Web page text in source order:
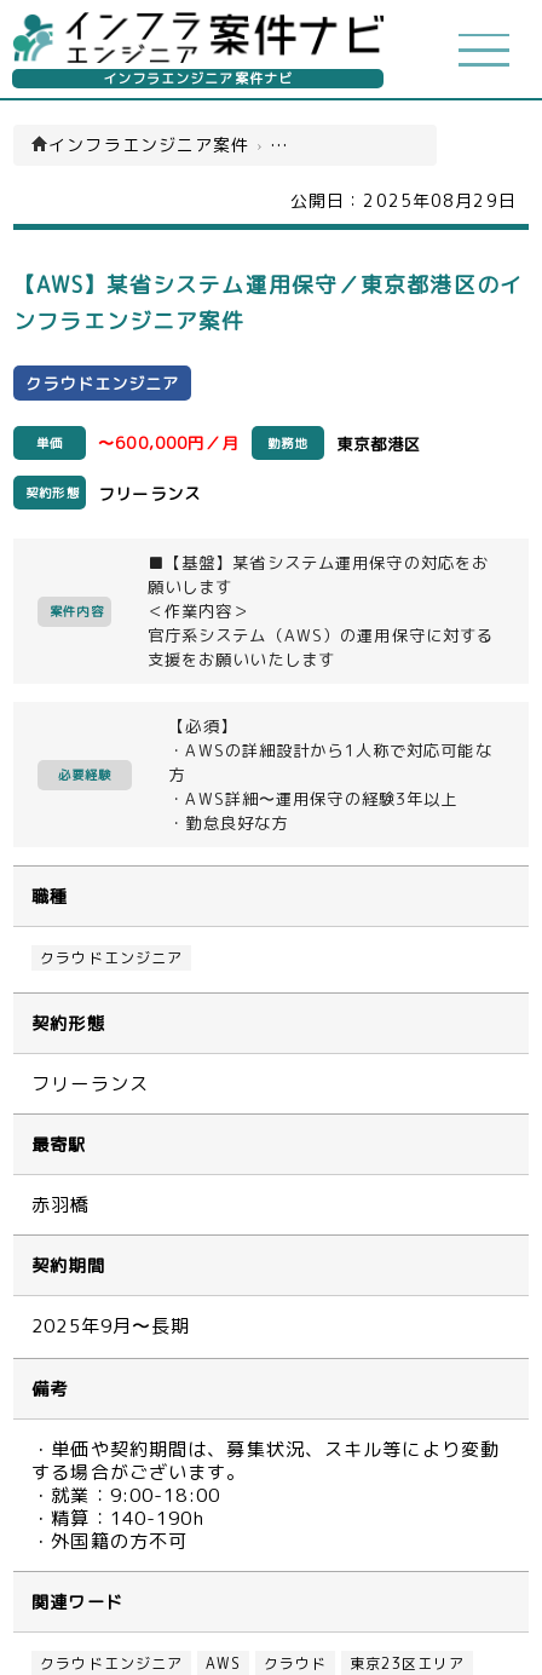
インフラエンジニア案件ナビ
インフラエンジニア案件 › クラウドエンジニア(一覧)
公開日： 2025年08月29日
【AWS】某省システム運用保守／東京都港区のイ
ンフラエンジニア案件
クラウドエンジニア
単価 〜600,000円／月 勤務地 東京都港区
契約形態 フリーランス
案件内容
■【基盤】某省システム運用保守の対応をお
願いします
＜作業内容＞
官庁系システム（AWS）の運用保守に対する
支援をお願いいたします
必要経験
【必須】
・AWSの詳細設計から1人称で対応可能な
方
・AWS詳細〜運用保守の経験3年以上
・勤怠良好な方
職種
クラウドエンジニア
契約形態
フリーランス
最寄駅
赤羽橋
契約期間
2025年9月〜長期
備考
・単価や契約期間は、募集状況、スキル等により変動
する場合がございます。
・就業：9:00-18:00
・精算：140-190h
・外国籍の方不可
関連ワード
クラウドエンジニア AWS クラウド
東京23区エリア